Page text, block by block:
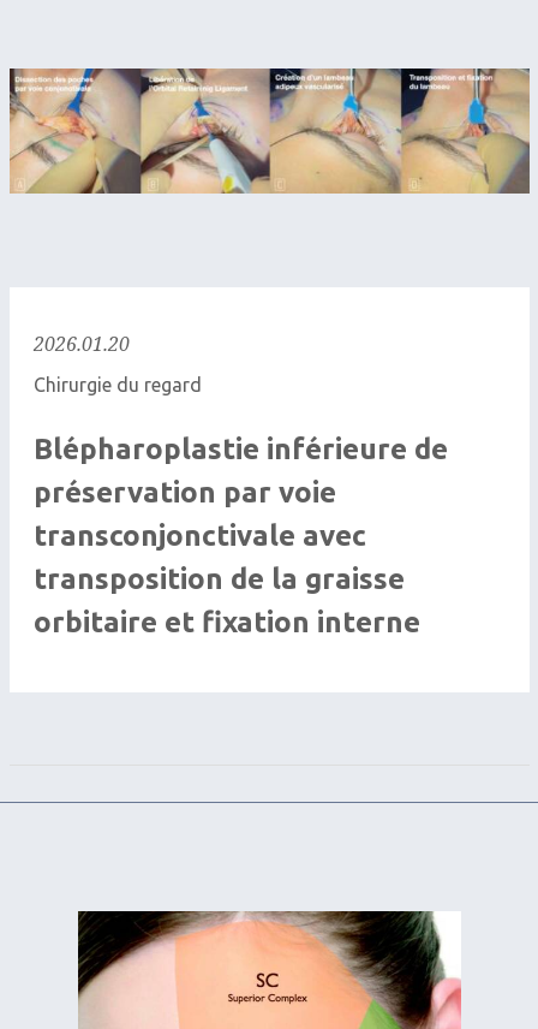
2026.01.20
Chirurgie du regard
Blépharoplastie inférieure de
préservation par voie
transconjonctivale avec
transposition de la graisse
orbitaire et fixation interne